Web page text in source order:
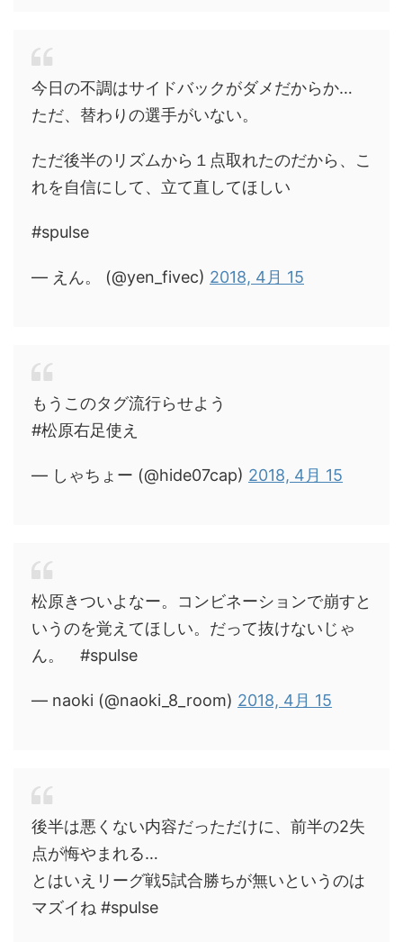
今日の不調はサイドバックがダメだからか…
ただ、替わりの選手がいない。
ただ後半のリズムから１点取れたのだから、こ
れを自信にして、立て直してほしい
#spulse
— えん。 (@yen_fivec) 2018, 4月 15
もうこのタグ流行らせよう
#松原右足使え
— しゃちょー (@hide07cap) 2018, 4月 15
松原きついよなー。コンビネーションで崩すと
いうのを覚えてほしい。だって抜けないじゃ
ん。 #spulse
— naoki (@naoki_8_room) 2018, 4月 15
後半は悪くない内容だっただけに、前半の2失
点が悔やまれる…
とはいえリーグ戦5試合勝ちが無いというのは
マズイね #spulse